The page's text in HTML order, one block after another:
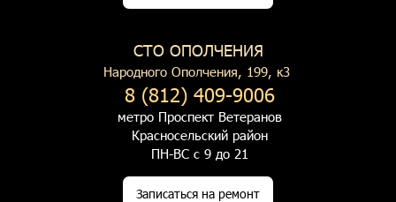
СТО ОПОЛЧЕНИЯ
Народного Ополчения, 199, к3
8 (812) 409-9006
метро Проспект Ветеранов
Красносельский район
ПН-ВС с 9 до 21
Записаться на ремонт